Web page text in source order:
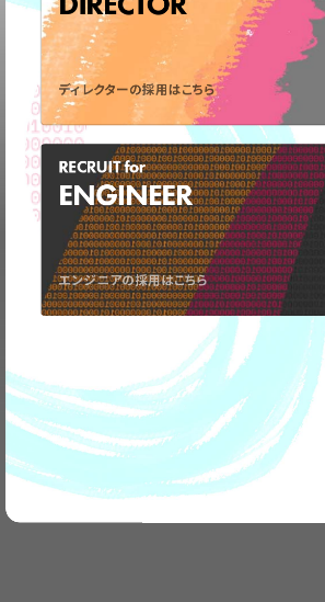
ディレクターの採用はこちら
RECRUIT for
ENGINEER
エンジニアの採用はこちら
CONTACT
弊社の事業につ
取材のお問い
お気軽にご連絡